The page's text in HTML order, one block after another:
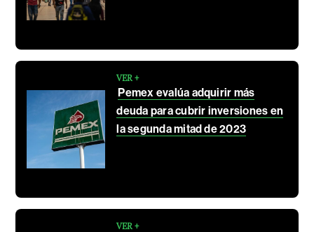
VER +
Pemex evalúa adquirir más
deuda para cubrir inversiones en
la segunda mitad de 2023
VER +